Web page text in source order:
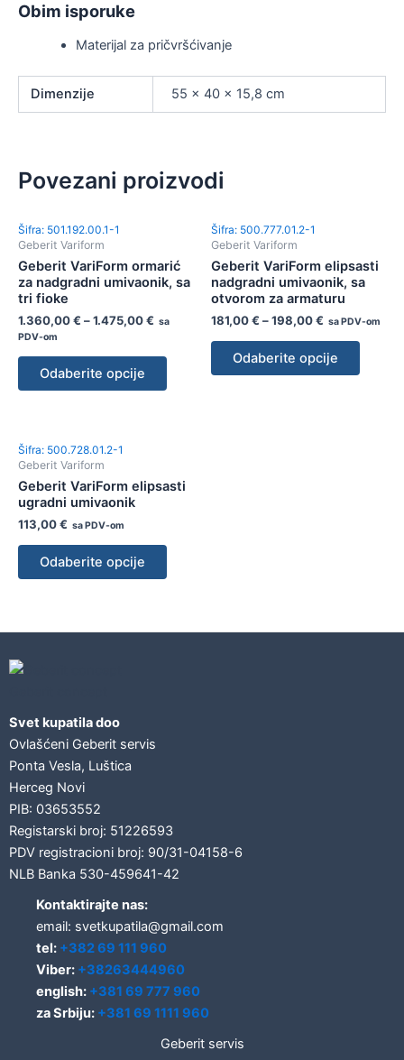
Obim isporuke
Materijal za pričvršćivanje
Dimenzije 55 × 40 × 15,8 cm
Povezani proizvodi
Šifra: 501.192.00.1-1
Geberit Variform
Geberit VariForm ormarić
za nadgradni umivaonik, sa
tri fioke
1.360,00€ –1.475,00€ sa
PDV-om
Odaberite opcije
Šifra: 500.777.01.2-1
Geberit Variform
Geberit VariForm elipsasti
nadgradni umivaonik, sa
otvorom za armaturu
181,00€ –198,00€ sa PDV-om
Odaberite opcije
Šifra: 500.728.01.2-1
Geberit Variform
Geberit VariForm elipsasti
ugradni umivaonik
113,00€ sa PDV-om
Odaberite opcije
Svet kupatila doo
Ovlašćeni Geberit servis
Ponta Vesla, Luštica
Herceg Novi
PIB: 03653552
Registarski broj: 51226593
PDV registracioni broj: 90/31-04158-6
NLB Banka 530-459641-42
Kontaktirajte nas:
email: svetkupatila@gmail.com
tel: +382 69 111 960
Viber: +38263444960
english: +381 69 777 960
za Srbiju: +381 69 1111 960
Geberit servis